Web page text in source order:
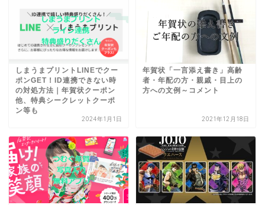
しまうまプリントLINEでクー
ポンGET！ID連携できない時
の対処方法｜年賀状クーポン
他、特典シークレットクーポ
ン等も
2024年1月1日
年賀状「一言添え書き」高齢
者・年配の方・親戚・目上の
方への文例～コメント
2021年12月18日